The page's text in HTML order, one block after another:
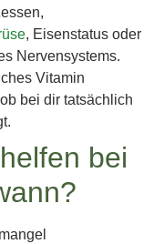
, Eisenstatus oder
Nervensystems.
Vitamin
bei dir tatsächlich
bei